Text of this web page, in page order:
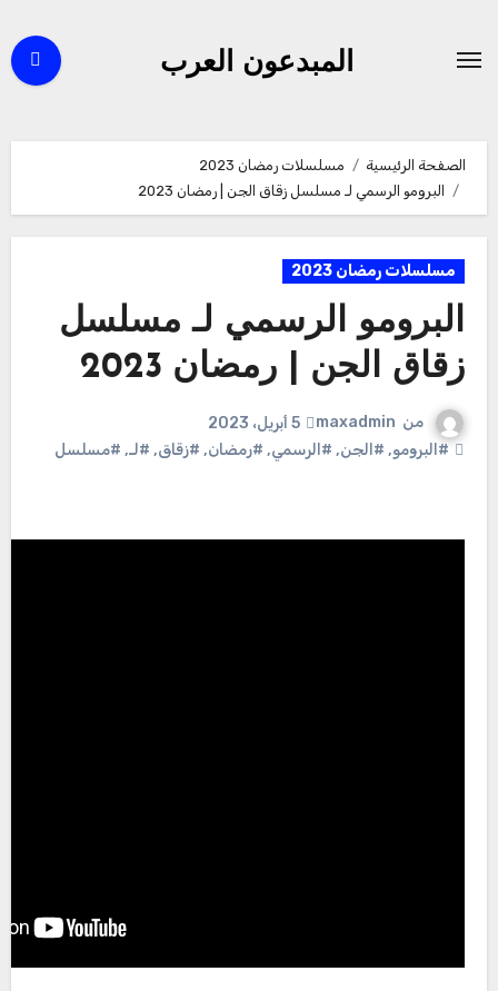
المبدعون العرب
الصفحة الرئيسية
مسلسلات رمضان 2023
البرومو الرسمي لـ مسلسل زقاق الجن | رمضان 2023
مسلسلات رمضان 2023
البرومو الرسمي لـ مسلسل
زقاق الجن | رمضان 2023
من maxadmin
5 أبريل، 2023
#البرومو, #الجن, #الرسمي, #رمضان, #زقاق, #لـ, #مسلسل